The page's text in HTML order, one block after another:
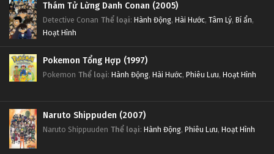
Thám Tử Lừng Danh Conan (2005)
Detective Conan Thể loại: Hành Động, Hài Hước, Tâm Lý, Bí ẩn,
Hoạt Hình
Pokemon Tổng Hợp (1997)
Pokemon Thể loại: Hành Động, Hài Hước, Phiêu Lưu, Hoạt Hình
Naruto Shippuden (2007)
Naruto Shippuuden Thể loại: Hành Động, Phiêu Lưu, Hoạt Hình